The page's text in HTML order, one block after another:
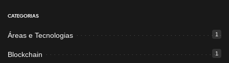
CATEGORIAS
Áreas e Tecnologias 1
Blockchain 1